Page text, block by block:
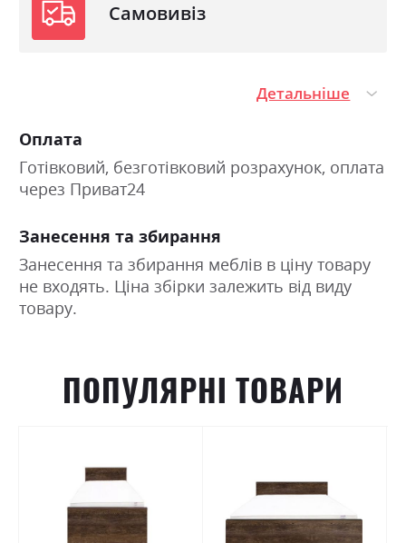
Самовивіз
Детальніше
Оплата
Готівковий, безготівковий розрахунок, оплата
через Приват24
Занесення та збирання
Занесення та збирання меблів в ціну товару
не входять. Ціна збірки залежить від виду
товару.
ПОПУЛЯРНІ ТОВАРИ